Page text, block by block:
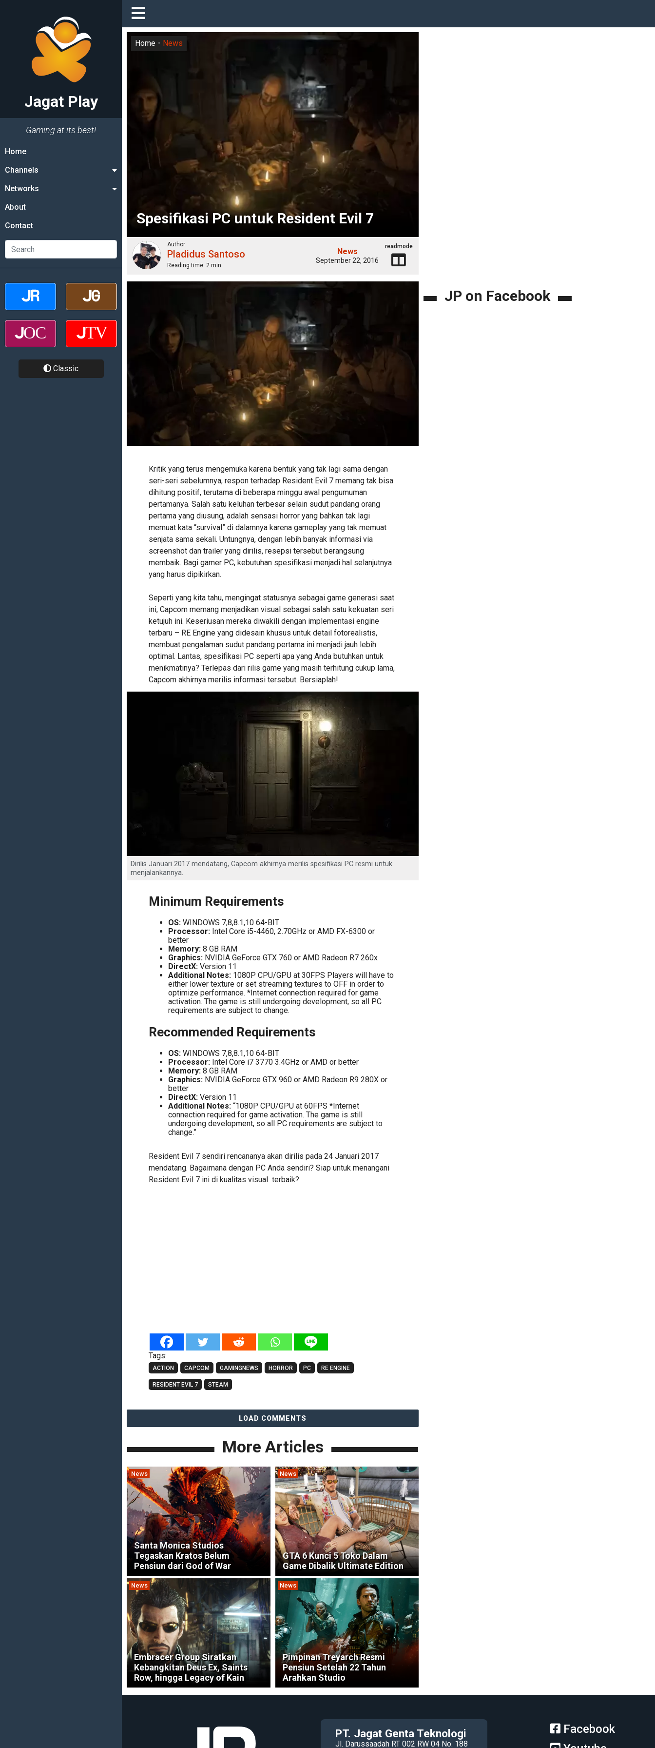
Jagat Play
Gaming at its best!
Home
Channels
Networks
About
Contact
Classic
Spesifikasi PC untuk Resident Evil 7
Home News
Author
Pladidus Santoso
Reading time: 2 min
News
September 22, 2016
readmode
Kritik yang terus mengemuka karena bentuk yang tak lagi sama dengan
seri-seri sebelumnya, respon terhadap Resident Evil 7 memang tak bisa
dihitung positif, terutama di beberapa minggu awal pengumuman
pertamanya. Salah satu keluhan terbesar selain sudut pandang orang
pertama yang diusung, adalah sensasi horror yang bahkan tak lagi
memuat kata “survival” di dalamnya karena gameplay yang tak memuat
senjata sama sekali. Untungnya, dengan lebih banyak informasi via
screenshot dan trailer yang dirilis, resepsi tersebut berangsung
membaik. Bagi gamer PC, kebutuhan spesifikasi menjadi hal selanjutnya
yang harus dipikirkan.
Seperti yang kita tahu, mengingat statusnya sebagai game generasi saat
ini, Capcom memang menjadikan visual sebagai salah satu kekuatan seri
ketujuh ini. Keseriusan mereka diwakili dengan implementasi engine
terbaru – RE Engine yang didesain khusus untuk detail fotorealistis,
membuat pengalaman sudut pandang pertama ini menjadi jauh lebih
optimal. Lantas, spesifikasi PC seperti apa yang Anda butuhkan untuk
menikmatinya? Terlepas dari rilis game yang masih terhitung cukup lama,
Capcom akhirnya merilis informasi tersebut. Bersiaplah!
Dirilis Januari 2017 mendatang, Capcom akhirnya merilis spesifikasi PC resmi untuk
menjalankannya.
Minimum Requirements
OS:WINDOWS 7,8,8.1,10 64-BIT
Processor:Intel Core i5-4460, 2.70GHz or AMD FX-6300 or
better
Memory:8 GB RAM
Graphics:NVIDIA GeForce GTX 760 or AMD Radeon R7 260x
DirectX:Version 11
Additional Notes:1080P CPU/GPU at 30FPS Players will have to
either lower texture or set streaming textures to OFF in order to
optimize performance. *Internet connection required for game
activation. The game is still undergoing development, so all PC
requirements are subject to change.
Recommended Requirements
OS:WINDOWS 7,8,8.1,10 64-BIT
Processor:Intel Core i7 3770 3.4GHz or AMD or better
Memory:8 GB RAM
Graphics:NVIDIA GeForce GTX 960 or AMD Radeon R9 280X or
better
DirectX:Version 11
Additional Notes:“1080P CPU/GPU at 60FPS *Internet
connection required for game activation. The game is still
undergoing development, so all PC requirements are subject to
change.”
Resident Evil 7 sendiri rencananya akan dirilis pada 24 Januari 2017
mendatang. Bagaimana dengan PC Anda sendiri? Siap untuk menangani
Resident Evil 7 ini di kualitas visual terbaik?
Tags:
ACTION CAPCOM GAMINGNEWS HORROR PC RE ENGINE
RESIDENT EVIL 7 STEAM
LOAD COMMENTS
More Articles
News
Santa Monica Studios
Tegaskan Kratos Belum
Pensiun dari God of War
News
GTA 6 Kunci 5 Toko Dalam
Game Dibalik Ultimate Edition
News
Embracer Group Siratkan
Kebangkitan Deus Ex, Saints
Row, hingga Legacy of Kain
News
Pimpinan Treyarch Resmi
Pensiun Setelah 22 Tahun
Arahkan Studio
JP on Facebook
PT. Jagat Genta Teknologi
Jl. Darussaadah RT 002 RW 04 No. 188
Facebook